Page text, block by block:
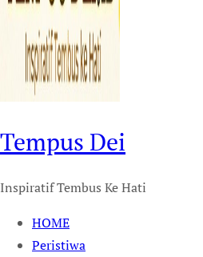
Tempus Dei
Inspiratif Tembus Ke Hati
HOME
Peristiwa